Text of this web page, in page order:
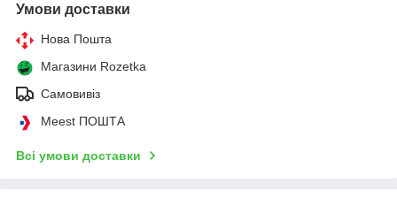
Умови доставки
Нова Пошта
Магазини Rozetka
Самовивіз
Meest ПОШТА
Всі умови доставки